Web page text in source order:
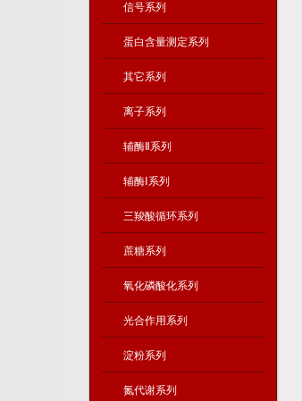
信号系列
蛋白含量测定系列
其它系列
离子系列
辅酶Ⅱ系列
辅酶Ⅰ系列
三羧酸循环系列
蔗糖系列
氧化磷酸化系列
光合作用系列
淀粉系列
氮代谢系列